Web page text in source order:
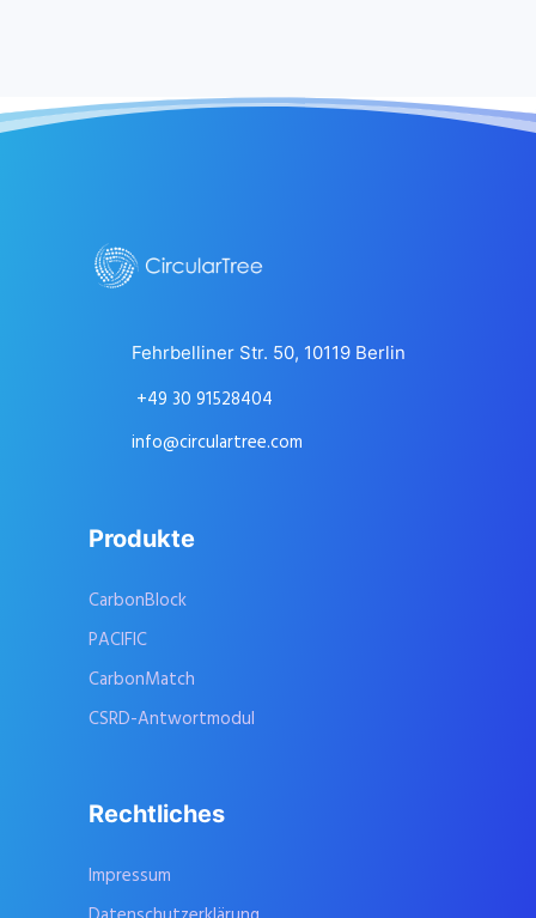
Fehrbelliner Str. 50, 10119 Berlin
+49 30 91528404
info@circulartree.com
Produkte
CarbonBlock
PACIFIC
CarbonMatch
CSRD-Antwortmodul
Rechtliches
Impressum